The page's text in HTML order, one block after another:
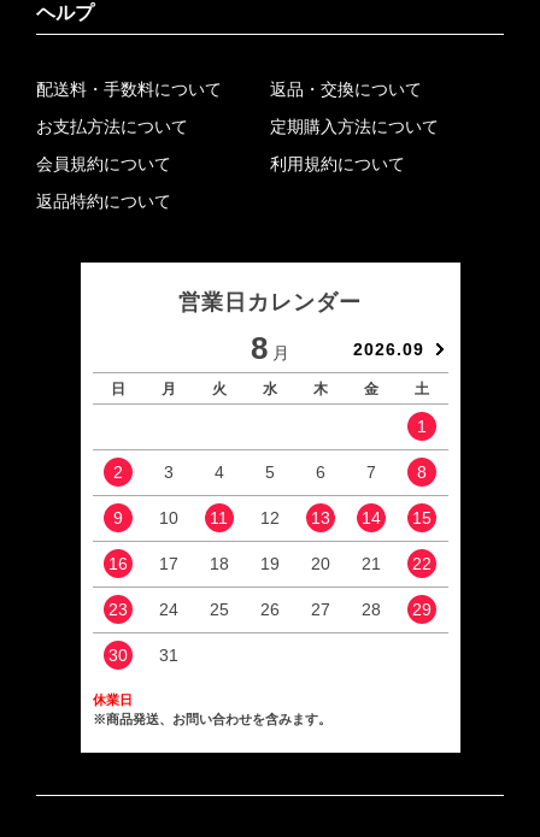
ヘルプ
配送料・手数料について
お支払方法について
会員規約について
返品特約について
返品・交換について
定期購入方法について
利用規約について
営業日カレンダー
8 月 2026.09
日 月 火 水 木 金 土
1
2 3 4 5 6 7 8
9 10 11 12 13 14 15
16 17 18 19 20 21 22
23 24 25 26 27 28 29
30 31
休業日
※商品発送、お問い合わせを含みます。